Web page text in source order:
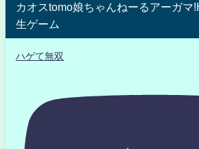
カオスtomo娘ちゃんねーるアーガマ
生ゲーム
ハゲて無双